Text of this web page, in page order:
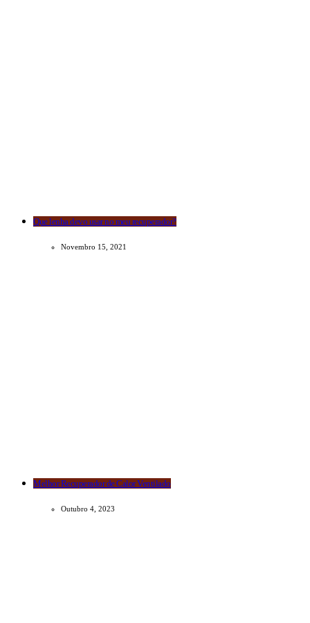
Que lenha devo usar no meu recuperador?
Novembro 15, 2021
Melhor Recuperador de Calor Ventilado
Outubro 4, 2023